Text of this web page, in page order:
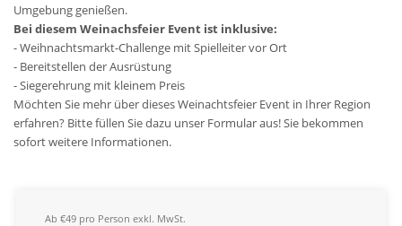
Umgebung genießen.
Bei diesem Weinachsfeier Event ist inklusive:
- Weihnachtsmarkt-Challenge mit Spielleiter vor Ort
- Bereitstellen der Ausrüstung
- Siegerehrung mit kleinem Preis
Möchten Sie mehr über dieses Weinachtsfeier Event in Ihrer Region
erfahren? Bitte füllen Sie dazu unser Formular aus! Sie bekommen
sofort weitere Informationen.
Ab €49 pro Person exkl. MwSt.